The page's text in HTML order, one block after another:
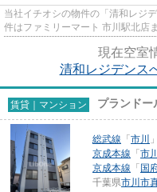
当社イチオシの物件の「清和レジ
件はファミリーマート 市川駅北店
現在空室
清和レジデンス
賃貸｜マンション プランドー
総武線 「 市川
京成本線 「 市
京成本線 「 国
千葉県市川市